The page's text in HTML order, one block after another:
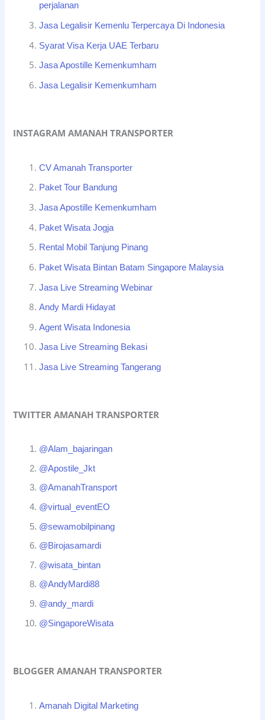
perjalanan
Jasa Legalisir Kemenlu Terpercaya Di Indonesia
Syarat Visa Kerja UAE Terbaru
Jasa Apostille Kemenkumham
Jasa Legalisir Kemenkumham
INSTAGRAM AMANAH TRANSPORTER
CV Amanah Transporter
Paket Tour Bandung
Jasa Apostille Kemenkumham
Paket Wisata Jogja
Rental Mobil Tanjung Pinang
Paket Wisata Bintan Batam Singapore Malaysia
Jasa Live Streaming Webinar
Andy Mardi Hidayat
Agent Wisata Indonesia
Jasa Live Streaming Bekasi
Jasa Live Streaming Tangerang
TWITTER AMANAH TRANSPORTER
@Alam_bajaringan
@Apostile_Jkt
@AmanahTransport
@virtual_eventEO
@sewamobilpinang
@Birojasamardi
@wisata_bintan
@AndyMardi88
@andy_mardi
@SingaporeWisata
BLOGGER AMANAH TRANSPORTER
Amanah Digital Marketing